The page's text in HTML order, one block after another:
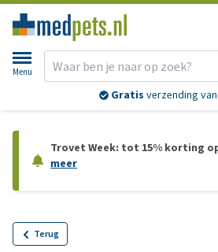
Menu
Gratis verzending
Trovet Week: tot 15% korting
meer
Terug